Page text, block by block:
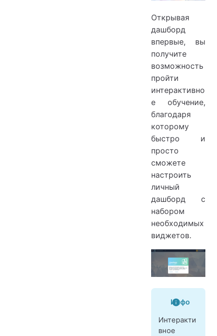
Открывая
дашборд
впервые, вы
получите
возможность
пройти
интерактивно
е обучение,
благодаря
которому
быстро и
просто
сможете
настроить
личный
дашборд с
набором
необходимых
виджетов.
Инфо
Интеракти
вное